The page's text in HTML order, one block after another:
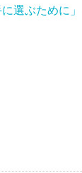
選ぶために」